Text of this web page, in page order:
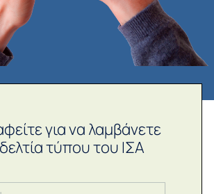
για να λαμβάνετε
τύπου του ΙΣΑ